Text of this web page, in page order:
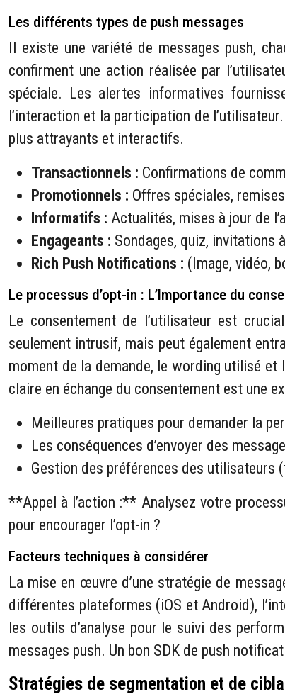
Les différents types de push messages
Il existe une variété de messages push,
confirment une action réalisée par
spéciale. Les alertes informatives
l’interaction et la participation de
plus attrayants et interactifs.
Transactionnels : Confirmations de
Promotionnels : Offres spéciales,
Informatifs : Actualités, mises à jour de
Engageants : Sondages, quiz, invitations
Rich Push Notifications : (Image, vidéo,
Le processus d’opt-in : L’Importance du
Le consentement de l’utilisateur est
seulement intrusif, mais peut également
moment de la demande, le wording utilisé
claire en échange du consentement est une
Meilleures pratiques pour demander la
Les conséquences d’envoyer des
Gestion des préférences des utilisateurs
**Appel à l’action :** Analysez votre
pour encourager l’opt-in ?
Facteurs techniques à considérer
La mise en œuvre d’une stratégie de
différentes plateformes (iOS et Android),
les outils d’analyse pour le suivi des
messages push. Un bon SDK de push
Stratégies de segmentation et de